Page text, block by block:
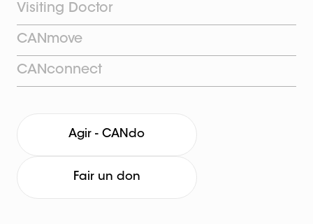
Visiting Doctor
CANmove
CANconnect
Agir - CANdo
Fair un don